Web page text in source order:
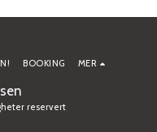
reservert
BOOKING MER